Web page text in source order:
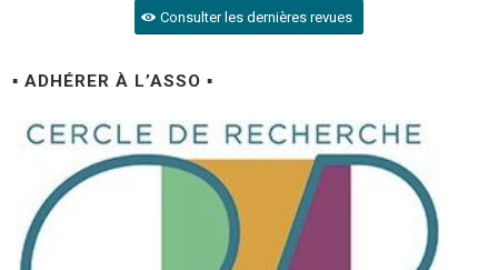
Consulter les dernières revues
▪ ADHÉRER À L’ASSO ▪